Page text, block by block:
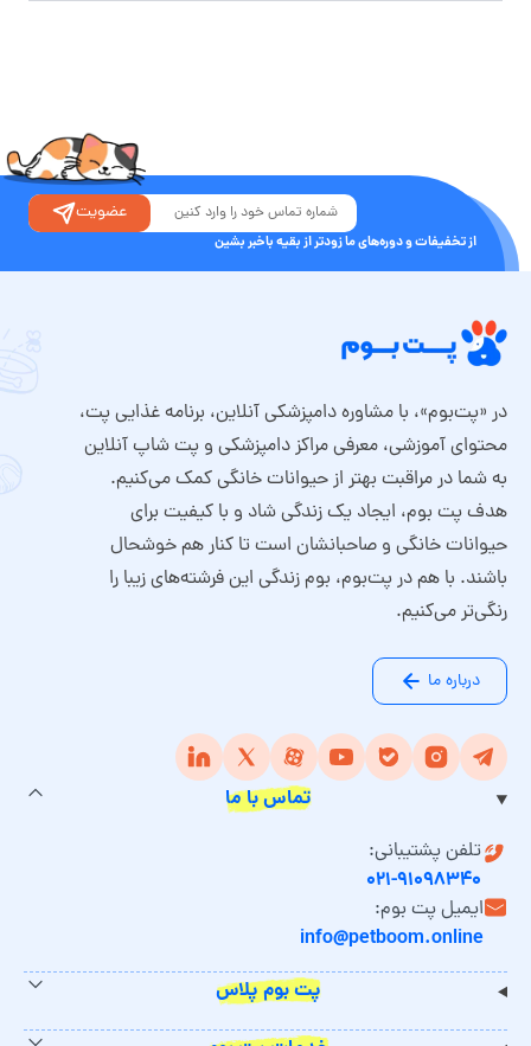
از تخفیفات و دوره‌های ما زودتر از بقیه باخبر بشین
عضویت
در «پت‌بوم»، با مشاوره دامپزشکی آنلاین، برنامه غذایی پت،
محتوای آموزشی، معرفی مراکز دامپزشکی و پت شاپ آنلاین
به شما در مراقبت بهتر از حیوانات خانگی کمک می‌کنیم.
هدف پت بوم، ایجاد یک زندگی شاد و با کیفیت برای
حیوانات خانگی و صاحبانشان است تا کنار هم خوشحال
باشند. با هم در پت‌بوم، بوم زندگی این فرشته‌های زیبا را
رنگی‌تر می‌کنیم.
درباره ما
تماس با ما
تلفن پشتیبانی:
۰۲۱-۹۱۰۹۸۳۴۰
ایمیل پت بوم:
info@petboom.online
پت بوم پلاس